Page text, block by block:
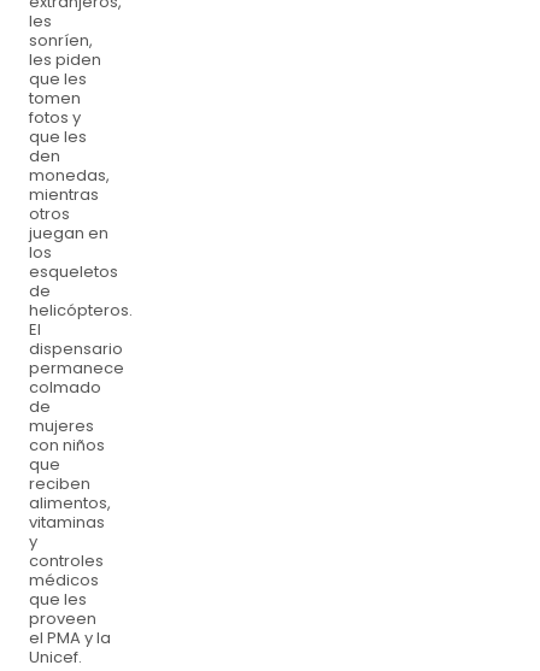
les
sonríen,
les piden
que les
tomen
fotos y
que les
den
monedas,
mientras
otros
juegan en
los
esqueletos
de
helicópteros.
El
dispensario
permanece
colmado
de
mujeres
con niños
que
reciben
alimentos,
vitaminas
y
controles
médicos
que les
proveen
el PMA y la
Unicef.